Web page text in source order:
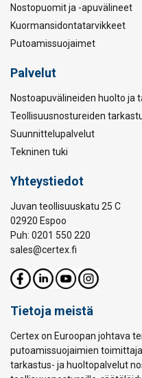
Nostopuomit ja -apuvälineet
Kuormansidontatarvikkeet
Putoamissuojaimet
Palvelut
Nostoapuvälineiden huolto ja
Teollisuusnostureiden
Suunnittelupalvelut
Tekninen tuki
Yhteystiedot
Juvan teollisuuskatu 25 C
02920 Espoo
Puh: 0201 550 220
sales@certex.fi
Tietoja meistä
Certex on Euroopan johtava
putoamissuojaimien
tarkastus- ja huoltopalvelut